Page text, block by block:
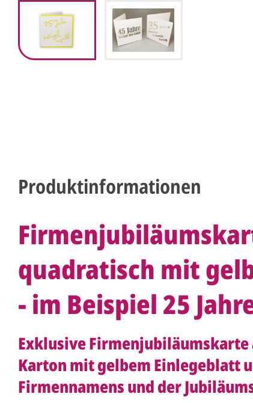
Produktinformationen
quadratisch mit
- im Beispiel 25
Exklusive
Karton mit gelbem Einlegeblatt
Firmennamens und der